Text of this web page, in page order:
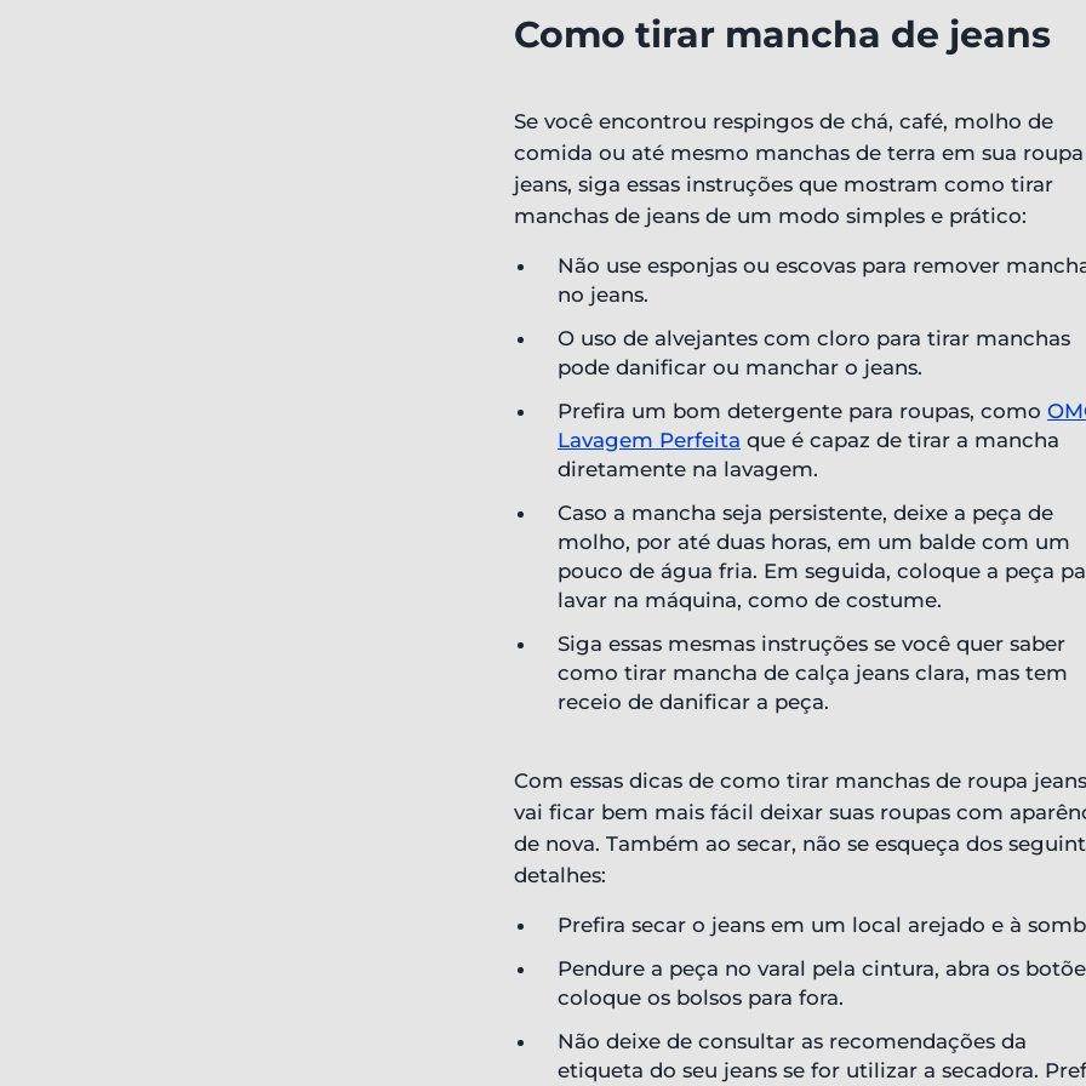
Como tirar mancha de jeans
Se você encontrou respingos de chá, café, molho de
comida ou até mesmo manchas de terra em sua roupa
jeans, siga essas instruções que mostram como tirar
manchas de jeans de um modo simples e prático:
Não use esponjas ou escovas para remover
no jeans.
O uso de alvejantes com cloro para tirar manchas
pode danificar ou manchar o jeans.
Prefira um bom detergente para roupas, como
Lavagem Perfeita que é capaz de tirar a mancha
diretamente na lavagem.
Caso a mancha seja persistente, deixe a peça de
molho, por até duas horas, em um balde com um
pouco de água fria. Em seguida, coloque a peça
lavar na máquina, como de costume.
Siga essas mesmas instruções se você quer saber
como tirar mancha de calça jeans clara, mas tem
receio de danificar a peça.
Com essas dicas de como tirar manchas de roupa jeans
vai ficar bem mais fácil deixar suas roupas com
de nova. Também ao secar, não se esqueça dos
detalhes:
Prefira secar o jeans em um local arejado e à
Pendure a peça no varal pela cintura, abra os
coloque os bolsos para fora.
Não deixe de consultar as recomendações da
etiqueta do seu jeans se for utilizar a secadora.